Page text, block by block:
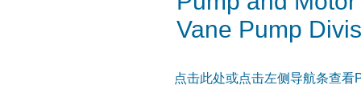
Vane Pump
点击此处或点击左侧导航条查看